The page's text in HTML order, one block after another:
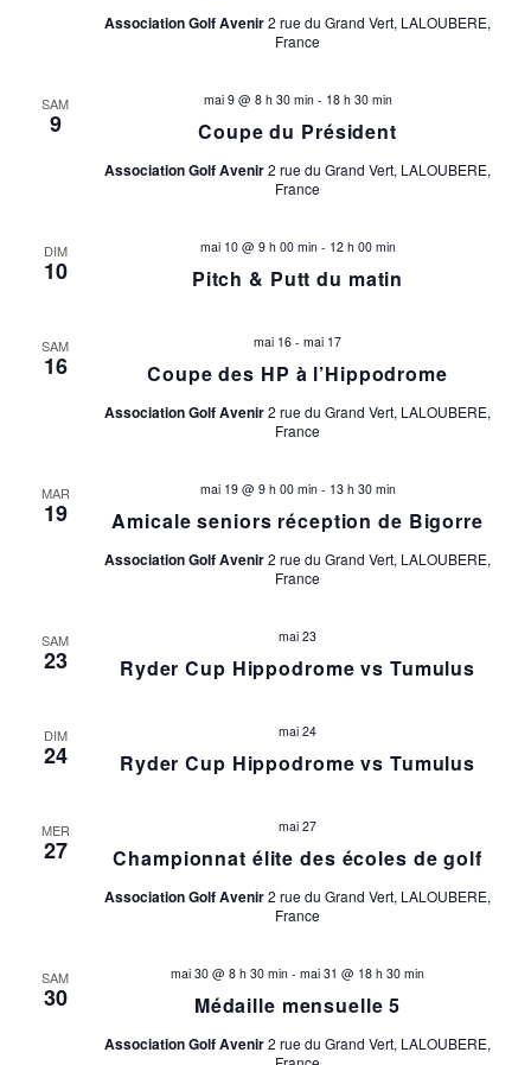
Association Golf Avenir2 rue du Grand Vert, LALOUBERE,
France
SAM
9 Coupe du Président
mai 9 @ 8 h 30 min- 18 h 30 min
Association Golf Avenir2 rue du Grand Vert, LALOUBERE,
France
DIM
10 Pitch & Putt du matin
mai 10 @ 9 h 00 min- 12 h 00 min
SAM
16 Coupe des HP à l’Hippodrome
mai 16 - mai 17
Association Golf Avenir2 rue du Grand Vert, LALOUBERE,
France
MAR
19 Amicale seniors réception de Bigorre
mai 19 @ 9 h 00 min- 13 h 30 min
Association Golf Avenir2 rue du Grand Vert, LALOUBERE,
France
SAM
23 Ryder Cup Hippodrome vs Tumulus
mai 23
DIM
24 Ryder Cup Hippodrome vs Tumulus
mai 24
MER
27 Championnat élite des écoles de golf
mai 27
Association Golf Avenir2 rue du Grand Vert, LALOUBERE,
France
SAM
30 Médaille mensuelle 5
mai 30 @ 8 h 30 min - mai 31 @ 18 h 30 min
Association Golf Avenir2 rue du Grand Vert, LALOUBERE,